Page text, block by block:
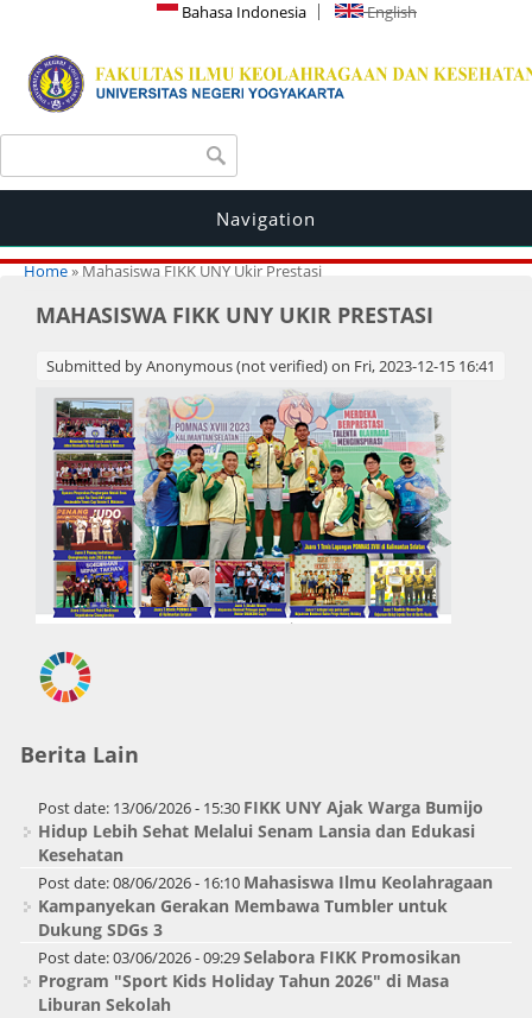
Bahasa Indonesia English
Search form
Navigation
You are here
Home» Mahasiswa FIKK UNY Ukir Prestasi
MAHASISWA FIKK UNY UKIR PRESTASI
Submitted byAnonymous (not verified)on Fri, 2023-12-15 16:41
Berita Lain
Post date: 13/06/2026 - 15:30 FIKK UNY Ajak Warga Bumijo
Hidup Lebih Sehat Melalui Senam Lansia dan Edukasi
Kesehatan
Post date:08/06/2026 - 16:10 Mahasiswa Ilmu Keolahragaan
Kampanyekan Gerakan Membawa Tumbler untuk
Dukung SDGs 3
Post date:03/06/2026 - 09:29Selabora FIKK Promosikan
Program "Sport Kids Holiday Tahun 2026" di Masa
Liburan Sekolah